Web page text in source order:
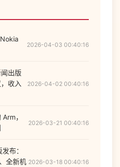
2026-04-03 00:40:16
出版
收入
2026-04-02 00:40:16
，
2026-03-21 00:40:16
布：
全新机 2026-03-18 00:40:16